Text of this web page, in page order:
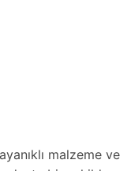
malzeme ve